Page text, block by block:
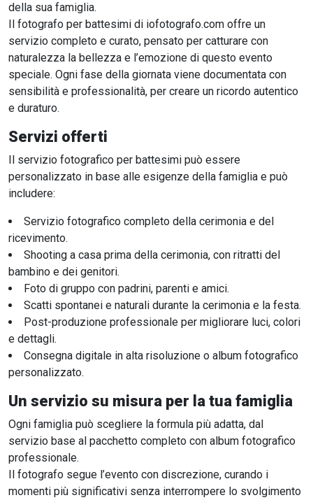
della sua famiglia.
Il fotografo per battesimi di iofotografo.com offre un
servizio completo e curato, pensato per catturare con
naturalezza la bellezza e l’emozione di questo evento
speciale. Ogni fase della giornata viene documentata con
sensibilità e professionalità, per creare un ricordo autentico
e duraturo.
Servizi offerti
Il servizio fotografico per battesimi può essere
personalizzato in base alle esigenze della famiglia e può
includere:
Servizio fotografico completo della cerimonia e del
ricevimento.
Shooting a casa prima della cerimonia, con ritratti del
bambino e dei genitori.
Foto di gruppo con padrini, parenti e amici.
Scatti spontanei e naturali durante la cerimonia e la festa.
Post-produzione professionale per migliorare luci, colori
e dettagli.
Consegna digitale in alta risoluzione o album fotografico
personalizzato.
Un servizio su misura per la tua famiglia
Ogni famiglia può scegliere la formula più adatta, dal
servizio base al pacchetto completo con album fotografico
professionale.
Il fotografo segue l’evento con discrezione, curando i
momenti più significativi senza interrompere lo svolgimento